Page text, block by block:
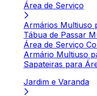
Área de Serviço
Armários Multiuso
Tábua de Passar
Área de Serviço
Armário Multiuso
Sapateiras para
Jardim e Varanda